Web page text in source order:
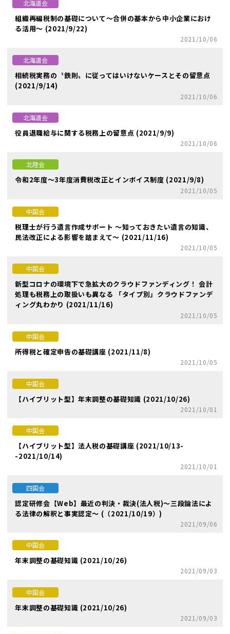
北海道会
組織再編税制の基礎について～合併の基本から中小企業におけ
る活用～ (2021/9/22)
2021/10/06
北海道会
相続税実務の〝鉄則〟に従ってはいけないケースとその留意点
(2021/9/14)
2021/10/06
北海道会
役員退職給与に関する税務上の留意点 (2021/9/9)
2021/10/06
北陸会
令和2年度～3年度消費税改正とインボイス制度 (2021/9/8)
2021/10/05
中国会
税理士が行う遺言作成サポート ～知っておきたい遺言の知識、
民法改正による影響を踏まえて～ (2021/11/16)
2021/10/05
中国会
新型コロナの環境下で急拡大のクラウドファンディング！ 会計
処理も税務上の取扱いも異なる 「タイプ別」クラウドファンデ
ィング丸わかり (2021/11/16)
2021/10/05
中国会
所得税と確定申告の基礎講座 (2021/11/8)
2021/10/05
中国会
【ハイブリット型】年末調整の基礎知識 (2021/10/26)
2021/10/01
中国会
【ハイブリット型】法人税の基礎講座 (2021/10/13-
-2021/10/14)
2021/10/01
四国会
認定研修会【Web】最近の判決・裁決(法人税)～三段論法によ
る法律の解釈と事実認定～ (（2021/10/19）)
2021/09/06
中国会
年末調整の基礎知識 (2021/10/26)
2021/09/03
中国会
年末調整の基礎知識 (2021/10/26)
2021/09/03